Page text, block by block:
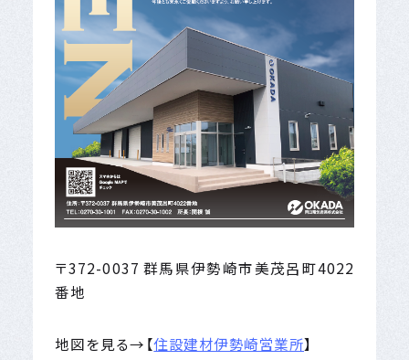
〒372-0037 群馬県伊勢崎市美茂呂町4022
番地
地図を見る→【住設建材伊勢崎営業所】